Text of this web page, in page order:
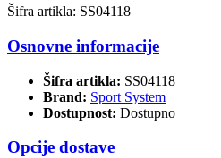
Šifra artikla: SS04118
Osnovne informacije
Šifra artikla: SS04118
Brand: Sport System
Dostupnost: Dostupno
Opcije dostave